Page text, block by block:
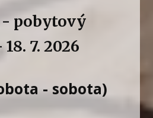
- pobytový
18. 7. 2026
- sobota)